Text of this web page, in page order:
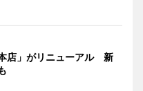
店」がリニューアル 新